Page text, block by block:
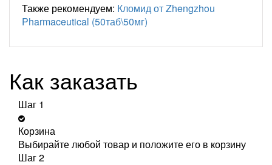
Также рекомендуем: Кломид от Zhengzhou
Pharmaceutical (50таб\50мг)
Как заказать
Шаг 1
Корзина
Выбирайте любой товар и положите его в корзину
Шаг 2